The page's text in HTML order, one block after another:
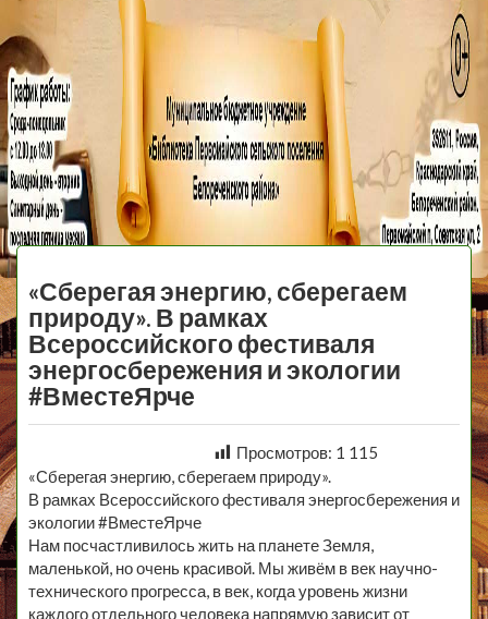
МБУ Библиотека
Первомайского
Сельского
Поселения
«Сберегая энергию, сберегаем
природу». В рамках
Всероссийского фестиваля
энергосбережения и экологии
#ВместеЯрче
Просмотров: 1 115
«Сберегая энергию, сберегаем природу».
В рамках Всероссийского фестиваля энергосбережения и
экологии #ВместеЯрче
Нам посчастливилось жить на планете Земля,
маленькой, но очень красивой. Мы живём в век научно-
технического прогресса, в век, когда уровень жизни
каждого отдельного человека напрямую зависит от